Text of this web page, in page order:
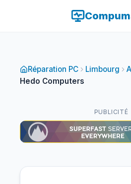
Réparation PC Limbourg
Hedo Computers
PUBLICITÉ